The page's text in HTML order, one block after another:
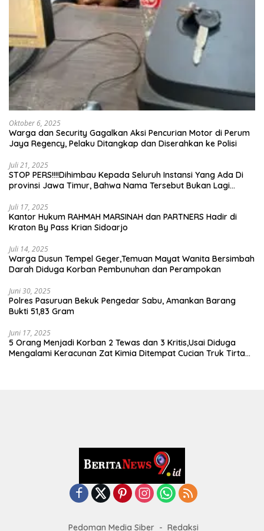
Oktober 6, 2025
Warga dan Security Gagalkan Aksi Pencurian Motor di Perum
Jaya Regency, Pelaku Ditangkap dan Diserahkan ke Polisi
Juli 21, 2025
STOP PERS!!!!Dihimbau Kepada Seluruh Instansi Yang Ada Di
provinsi Jawa Timur, Bahwa Nama Tersebut Bukan Lagi
Juli 17, 2025
Kantor Hukum RAHMAH MARSINAH dan PARTNERS Hadir di
Kraton By Pass Krian Sidoarjo
Juli 14, 2025
Warga Dusun Tempel Geger,Temuan Mayat Wanita Bersimbah
Darah Diduga Korban Pembunuhan dan Perampokan
Juni 30, 2025
Polres Pasuruan Bekuk Pengedar Sabu, Amankan Barang
Bukti 51,83 Gram
Juni 17, 2025
5 Orang Menjadi Korban 2 Tewas dan 3 Kritis,Usai Diduga
Mengalami Keracunan Zat Kimia Ditempat Cucian Truk Tirta
Pedoman Media Siber Redaksi